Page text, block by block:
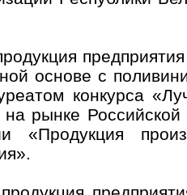
основе с
конкурса
на рынке
«Продукция